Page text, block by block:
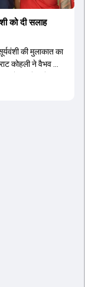
को दी सलाह
की मुलाकात का
कोहली ने वैभव को
कोहली ने उन्हें खुद
दी। आईपीएल
अगली वनडे सीरीज में